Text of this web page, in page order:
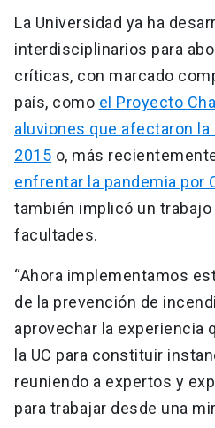
La Universidad ya ha
interdisciplinarios para
críticas, con marcado
país, como el Proyecto
aluviones que afectaron la
2015 o, más
enfrentar la pandemia por
también implicó un
facultades.
“Ahora implementamos
de la prevención de
aprovechar la experiencia
la UC para constituir
reuniendo a expertos y
para trabajar desde una